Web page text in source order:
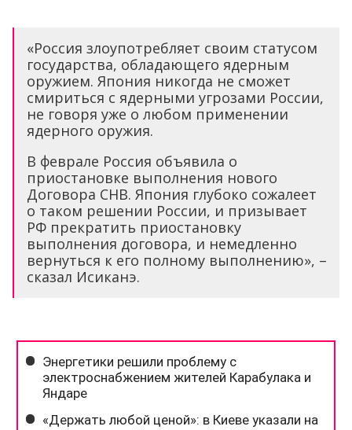
«Россия злоупотребляет своим статусом
государства, обладающего ядерным
оружием. Япония никогда не сможет
смириться с ядерными угрозами России,
не говоря уже о любом применении
ядерного оружия.
В феврале Россия объявила о
приостановке выполнения нового
Договора СНВ. Япония глубоко сожалеет
о таком решении России, и призывает
РФ прекратить приостановку
выполнения договора, и немедленно
вернуться к его полному выполнению», –
сказал Исиканэ.